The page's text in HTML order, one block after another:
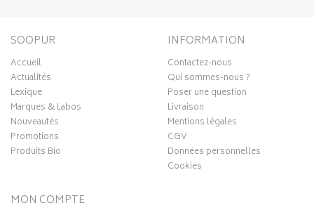
SOOPUR
Accueil
Actualités
Lexique
Marques & Labos
Nouveautés
Promotions
Produits Bio
INFORMATION
Contactez-nous
Qui sommes-nous ?
Poser une question
Livraison
Mentions légales
CGV
Données personnelles
Cookies
MON COMPTE